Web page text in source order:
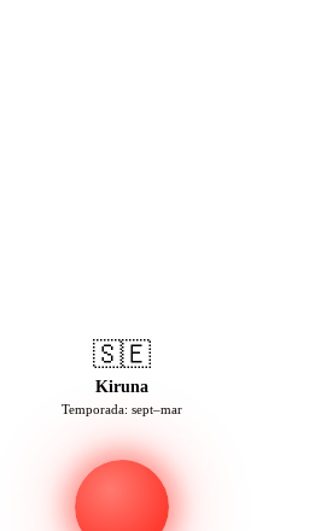
🇸🇪
Kiruna
Temporada: sept–mar